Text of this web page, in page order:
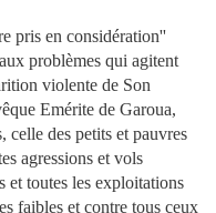
pris en considération''
problèmes qui agitent
violente de Son
Emérite de Garoua,
celle des petits et pauvres
agressions et vols
et toutes les exploitations
faibles et contre tous ceux